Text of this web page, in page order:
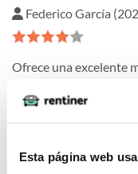
Esta página web
Federico García
Ofrece una excelente